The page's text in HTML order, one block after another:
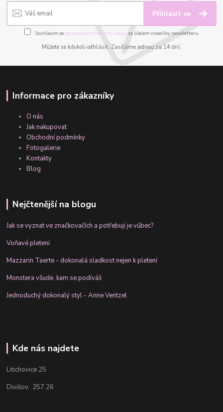
Přihlásit se
Souhlasím se zpracováním osobních údajůza účelem rozesílky newsletteru.
Můžete se kdykoli odhlásit. Zasíláme jednou za 14 dní.
Informace pro zákazníky
O nás
Jak nakupovat
Obchodní podmínky
Fotogalerie
Kontakty
Blog
Nejčtenější na blogu
Jak se vyznat ve značkovačích a potřebuji je vůbec?
Voňavé pletení
Mazzarin Taerte - dokonalá sladkost nejen k pletení
Monstera všude, kam se podíváš
Jednoduchý dokonalý styl - Anne Ventzel
Kde nás najdete
Litichovice 25
Divišov, 257 26